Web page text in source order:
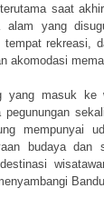
saat
alam yang
tempat rekreasi,
akomodasi
yang masuk
mempunyai
budaya